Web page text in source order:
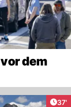
dem
37'